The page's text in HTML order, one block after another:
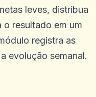
leves, distribua
o resultado em um
registra as
evolução semanal.